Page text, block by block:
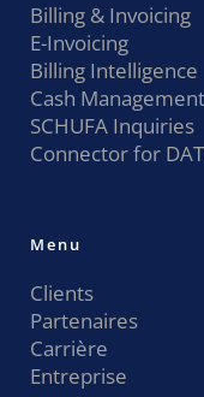
Billing & Invoicing
E-Invoicing
Billing Intelligence
Cash Management
SCHUFA Inquiries
Connector for
Menu
Clients
Partenaires
Carrière
Entreprise